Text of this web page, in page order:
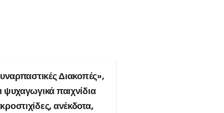
Διακοπές»,
ψυχαγωγικάπαιχνίδια
ανέκδοτα,